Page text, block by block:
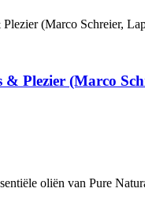
& Plezier (Marco